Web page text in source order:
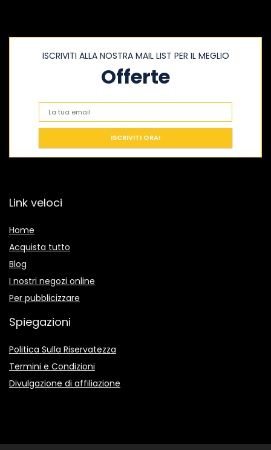
ISCRIVITI ALLA NOSTRA MAIL LIST PER IL MEGLIO
Offerte
Link veloci
Home
Acquista tutto
Blog
I nostri negozi online
Per pubblicizzare
Spiegazioni
Politica Sulla Riservatezza
Termini e Condizioni
Divulgazione di affiliazione